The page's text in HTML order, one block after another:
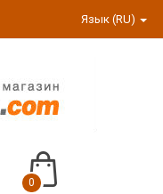
Язык (RU)
0